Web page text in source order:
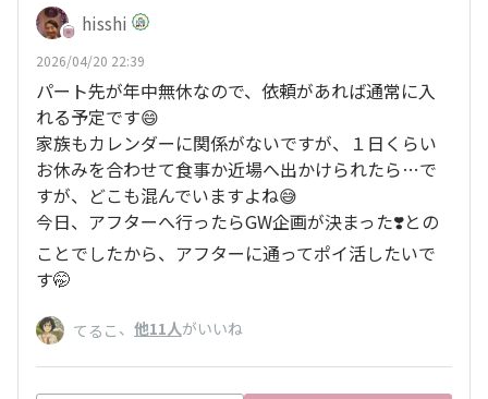
hisshi
2026/04/20 22:39
パート先が年中無休なので、依頼があれば通常に入
れる予定です😄
家族もカレンダーに関係がないですが、１日くらい
お休みを合わせて食事か近場へ出かけられたら…で
すが、どこも混んでいますよね😅
今日、アフターへ行ったらGW企画が決まった❣️との
ことでしたから、アフターに通ってポイ活したいで
す🤭
てるこ 、 他11人がいいね